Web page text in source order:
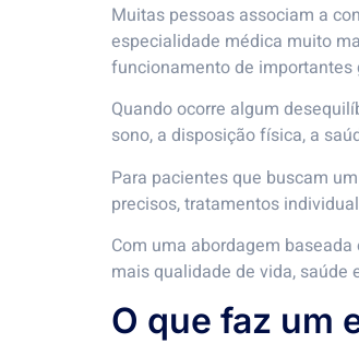
Muitas pessoas associam a
especialidade médica muito
funcionamento de importantes
Quando ocorre algum
sono, a disposição física, a
Para pacientes que buscam um
precisos, tratamentos
Com uma abordagem
mais qualidade de vida, saúde
O que faz um